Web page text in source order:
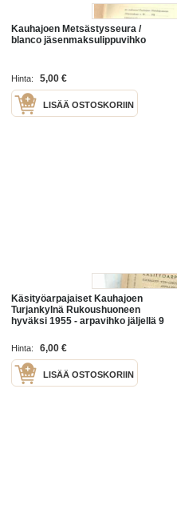
Kauhajoen Metsästysseura /
blanco jäsenmaksulippuvihko
Hinta: 5,00 €
LISÄÄ OSTOSKORIIN
Käsityöarpajaiset Kauhajoen
Turjankylnä Rukoushuoneen
hyväksi 1955 - arpavihko jäljellä 9
Hinta: 6,00 €
LISÄÄ OSTOSKORIIN